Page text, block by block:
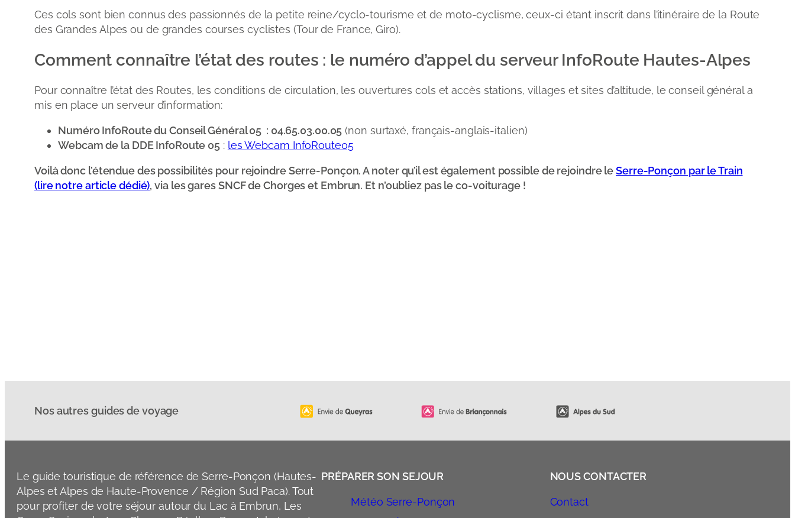
Ces cols sont bien connus des passionnés de la petite reine/cyclo-tourisme et de moto-cyclisme, ceux-ci étant inscrit dans l’itinéraire de la Route
des Grandes Alpes ou de grandes courses cyclistes (Tour de France, Giro).
Comment connaître l’état des routes : le numéro d’appel du serveur InfoRoute Hautes-Alpes
Pour connaître l’état des Routes, les conditions de circulation, les ouvertures cols et accès stations, villages et sites d’altitude, le conseil général a
mis en place un serveur d’information:
Numéro InfoRoute du Conseil Général 05 : 04.65.03.00.05 (non surtaxé, français-anglais-italien)
Webcam de la DDE InfoRoute 05 : les Webcam InfoRoute05
Voilà donc l’étendue des possibilités pour rejoindre Serre-Ponçon. A noter qu’il est également possible de rejoindre leSerre-Ponçon par le Train
(lire notre article dédié), via les gares SNCF de Chorges et Embrun. Et n’oubliez pas le co-voiturage !
Nos autres guides de voyage
Le guide touristique de référence de Serre-Ponçon (Hautes-
Alpes et Alpes de Haute-Provence / Région Sud Paca). Tout
pour profiter de votre séjour autour du Lac à Embrun, Les
PRÉPARER SON SEJOUR
Météo Serre-Ponçon
NOUS CONTACTER
Contact